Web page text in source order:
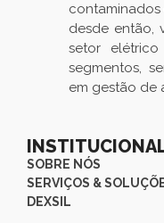
contaminados
desde então,
setor
segmentos,
em gestão de
SOBRE NÓS
SERVIÇOS &
DEXSIL